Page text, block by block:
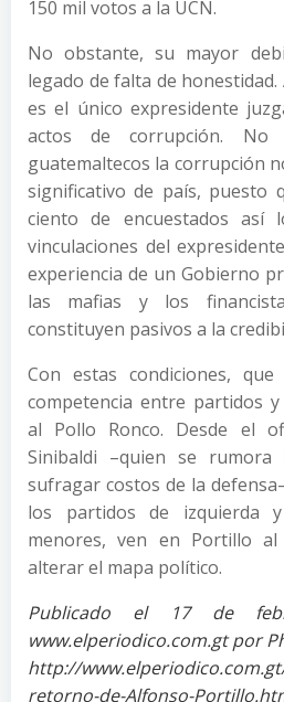
150 mil votos a la UCN.
No obstante, su mayor
legado de falta de
es el único expresidente
actos de corrupción. No
guatemaltecos la corrupción
significativo de país, puesto
ciento de encuestados así
vinculaciones del
experiencia de un Gobierno
las mafias y los
constituyen pasivos a la
Con estas condiciones,
competencia entre partidos
al Pollo Ronco. Desde el
Sinibaldi –quien se
sufragar costos de la
los partidos de izquierda
menores, ven en Portillo
alterar el mapa político.
Publicado el 17 de
www.elperiodico.com.gt por
http://
retorno-de-Alfonso-